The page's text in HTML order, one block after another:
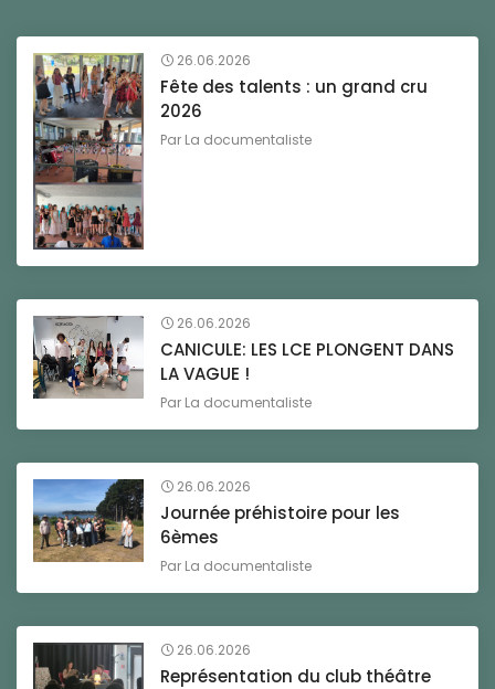
26.06.2026
Fête des talents : un grand cru
2026
Par La documentaliste
26.06.2026
CANICULE: LES LCE PLONGENT DANS
LA VAGUE !
Par La documentaliste
26.06.2026
Journée préhistoire pour les
6èmes
Par La documentaliste
26.06.2026
Représentation du club théâtre